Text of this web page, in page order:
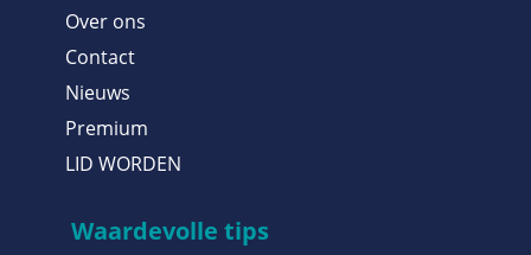
Over ons
Contact
Nieuws
Premium
LID WORDEN
Waardevolle tips